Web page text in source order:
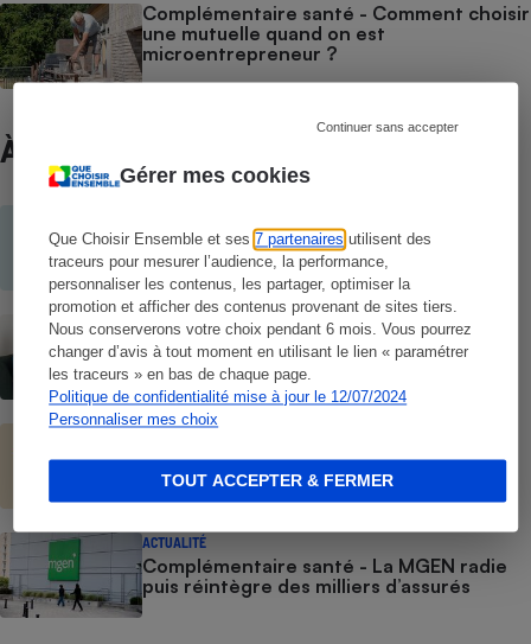
Gérer mes cookies
Que Choisir Ensemble et ses7 partenaires utilisent des
traceurs pour mesurer l’audience, la performance,
personnaliser les contenus, les partager, optimiser la
promotion et afficher des contenus provenant de sites tiers.
Nous conserverons votre choix pendant 6 mois. Vous pourrez
changer d’avis à tout moment en utilisant le lien « paramétrer
les traceurs » en bas de chaque page.
Politique de confidentialité mise à jour le 12/07/2024
Personnaliser mes choix
Continuer sans accepter
TOUT ACCEPTER & FERMER
Complémentaire santé - Comment choisir
une mutuelle quand on est
microentrepreneur ?
À ne pas manquer
Pourquoi est-il si difficile de choisir sa
mutuelle santé ?
CONSEILS
Complémentaires santé - Pour quoi
payez-vous ?
CONSEILS
Complémentaires santé - Faire le bon
diagnostic avant de choisir
ACTUALITÉ
Complémentaire santé - La MGEN radie
puis réintègre des milliers d’assurés